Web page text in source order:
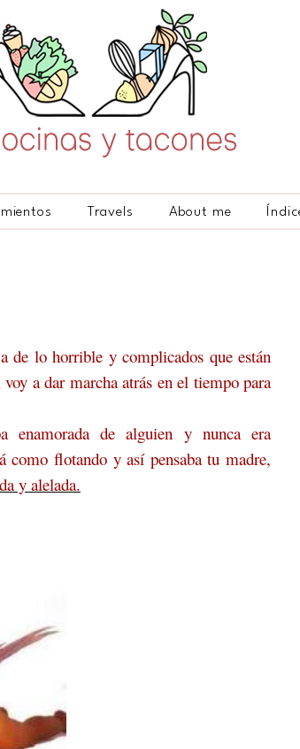
Travels About me
de lo horrible y complicados que están
a dar marcha atrás en el tiempo para
enamorada de alguien y nunca era
como flotando y así pensaba tu madre,
y alelada.